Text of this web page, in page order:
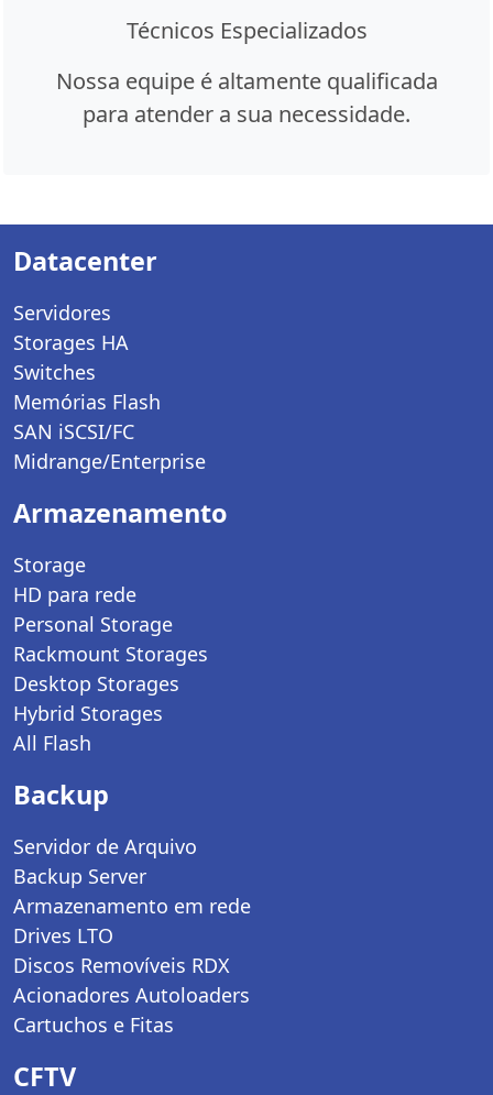
Técnicos Especializados
Nossa equipe é altamente qualificada
para atender a sua necessidade.
Datacenter
Servidores
Storages HA
Switches
Memórias Flash
SAN iSCSI/FC
Midrange/Enterprise
Armazenamento
Storage
HD para rede
Personal Storage
Rackmount Storages
Desktop Storages
Hybrid Storages
All Flash
Backup
Servidor de Arquivo
Backup Server
Armazenamento em rede
Drives LTO
Discos Removíveis RDX
Acionadores Autoloaders
Cartuchos e Fitas
CFTV